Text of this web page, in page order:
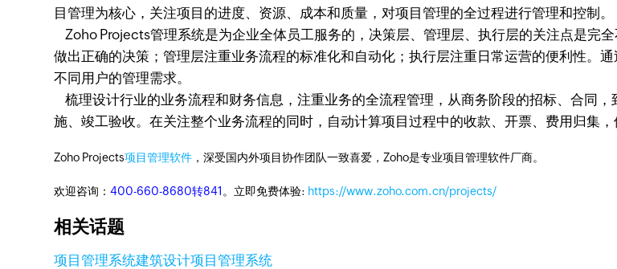
目管理为核心，关注项目的进度、资源、成本和质量，对项目管理的全过程进行管理和控制。
Zoho Projects管理系统是为企业全体员工服务的，决策层、管理层、执行层的关注点是完
做出正确的决策；管理层注重业务流程的标准化和自动化；执行层注重日常运营的便利性。
不同用户的管理需求。
梳理设计行业的业务流程和财务信息，注重业务的全流程管理，从商务阶段的招标、合同
施、竣工验收。在关注整个业务流程的同时，自动计算项目过程中的收款、开票、费用归集
Zoho Projects项目管理软件 ，深受国内外项目协作团队一致喜爱，Zoho是专业项目管理软件厂商。
欢迎咨询：400-660-8680转841 。立即免费体验: https://www.zoho.com.cn/projects/
相关话题
项目管理系统建筑设计项目管理系统